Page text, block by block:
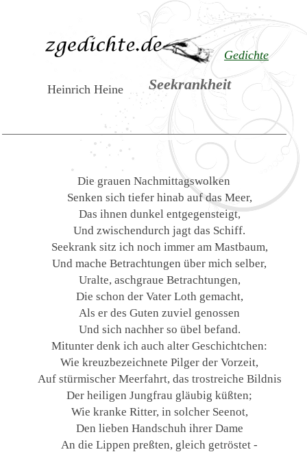
Gedichte
Seekrankheit
Heinrich Heine
Die grauen Nachmittagswolken
Senken sich tiefer hinab auf das Meer,
Das ihnen dunkel entgegensteigt,
Und zwischendurch jagt das Schiff.
Seekrank sitz ich noch immer am Mastbaum,
Und mache Betrachtungen über mich selber,
Uralte, aschgraue Betrachtungen,
Die schon der Vater Loth gemacht,
Als er des Guten zuviel genossen
Und sich nachher so übel befand.
Mitunter denk ich auch alter Geschichtchen:
Wie kreuzbezeichnete Pilger der Vorzeit,
Auf stürmischer Meerfahrt, das trostreiche Bildnis
Der heiligen Jungfrau gläubig küßten;
Wie kranke Ritter, in solcher Seenot,
Den lieben Handschuh ihrer Dame
An die Lippen preßten, gleich getröstet -